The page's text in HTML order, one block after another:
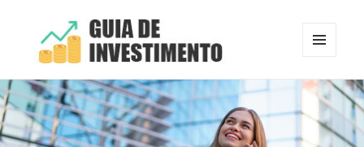
Guia de Investimento
E
WIDGETS